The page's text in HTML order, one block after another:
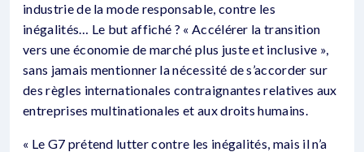
industrie de la mode responsable, contre les
inégalités… Le but affiché ? « Accélérer la transition
vers une économie de marché plus juste et inclusive »,
sans jamais mentionner la nécessité de s’accorder sur
des règles internationales contraignantes relatives aux
entreprises multinationales et aux droits humains.
« Le G7 prétend lutter contre les inégalités, mais il n’a